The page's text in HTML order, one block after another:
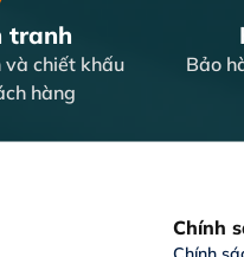
tranh
và chiết khấu
hàng
Bảo
Chính